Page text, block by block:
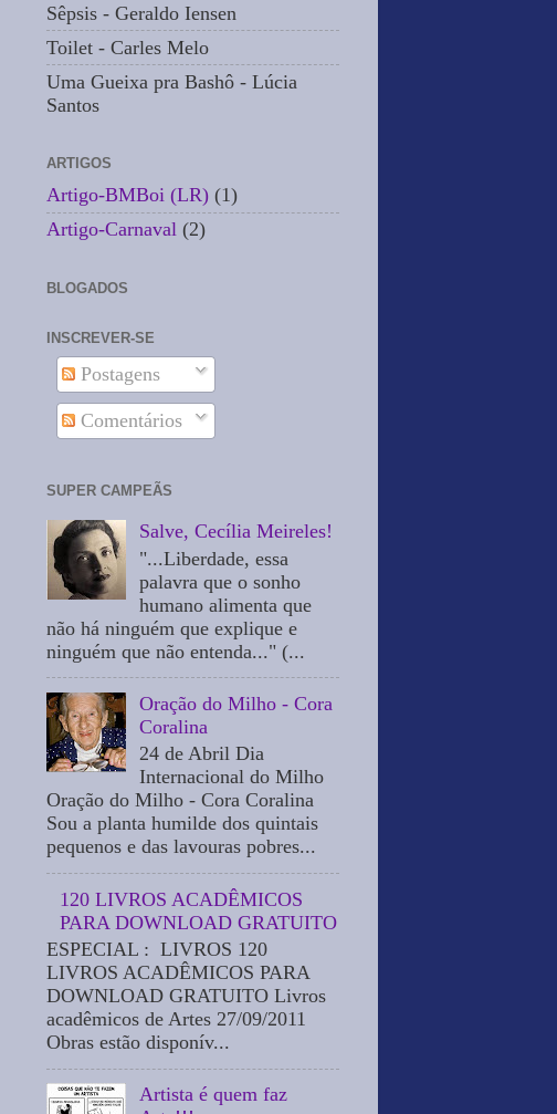
Sêpsis - Geraldo Iensen
Toilet - Carles Melo
Uma Gueixa pra Bashô - Lúcia
Santos
ARTIGOS
Artigo-BMBoi (LR) (1)
Artigo-Carnaval (2)
BLOGADOS
INSCREVER-SE
Postagens
Comentários
SUPER CAMPEÃS
Salve, Cecília Meireles!
"...Liberdade, essa
palavra que o sonho
humano alimenta que
não há ninguém que explique e
ninguém que não entenda..." (...
Oração do Milho - Cora
Coralina
24 de Abril Dia
Internacional do Milho
Oração do Milho - Cora Coralina
Sou a planta humilde dos quintais
pequenos e das lavouras pobres...
120 LIVROS ACADÊMICOS
PARA DOWNLOAD GRATUITO
ESPECIAL : LIVROS 120
LIVROS ACADÊMICOS PARA
DOWNLOAD GRATUITO Livros
acadêmicos de Artes 27/09/2011
Obras estão disponív...
Artista é quem faz